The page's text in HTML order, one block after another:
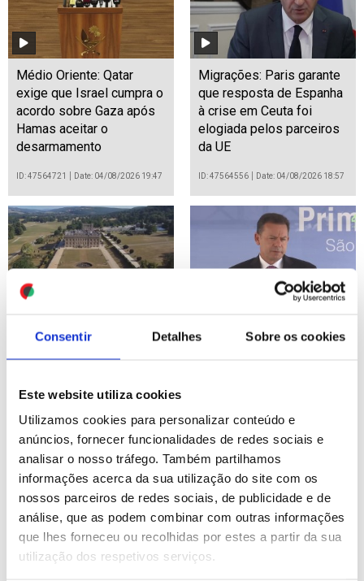
Consentir Detalhes Sobre os cookies
Este website utiliza cookies
Utilizamos cookies para personalizar conteúdo e
anúncios, fornecer funcionalidades de redes sociais e
analisar o nosso tráfego. Também partilhamos
informações acerca da sua utilização do site com os
nossos parceiros de redes sociais, de publicidade e de
análise, que as podem combinar com outras informações
que lhes forneceu ou recolhidas por estes a partir da sua
utilização dos respetivos serviços.
Médio Oriente: Qatar
exige que Israel cumpra o
acordo sobre Gaza após
Hamas aceitar o
desarmamento
ID: 47564721 Date: 04/08/2026 19:47
Migrações: Paris garante
que resposta de Espanha
à crise em Ceuta foi
elogiada pelos parceiros
da UE
ID: 47564556 Date: 04/08/2026 18:57
Onda de calor em
reaparecer
ID: 47563768 Date: 04/08/2026 18:18
Montenegro quer garantir
ID: 47564394 Date: 04/08/2026 18:11